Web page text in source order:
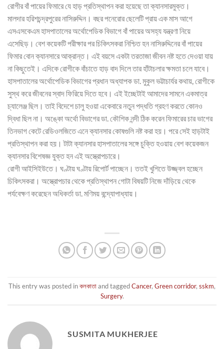
রোগীর বাঁ পায়ের ফিমারে যে হাড় প্রতিস্থাপন করা হয়েছে তা ক্যানসারমুক্ত।
মালদার হরিশচন্দ্রপুরের নাসিরুদ্দিন। বছর পনেরোর ছেলেটি প্রায় এক মাস আগে
এসএসকেএম হাসপাতালের অর্থোপেডিক বিভাগে বাঁ পায়ের অসহ্য যন্ত্রণা নিয়ে
এসেছিড়। বেশ কয়েকটি পরীক্ষার পর চিকিৎসকরা নিশ্চিত হন নাসিরুদ্দিনের বাঁ পায়ের
ফিমার বোন ক্যানসারে আক্রান্ত। এই বয়সে একটা তরতাজা জীবন নষ্ট হতে দেওয়া যায়
না কিছুতেই। এদিকে রোগীকে বাঁচাতে হাড় বাদ দিলে তার হাঁটাচলার ক্ষমতা চলে যাবে।
হাসপাতালের অর্থোপেডিক বিভাগের প্রধান অধ্যাপক ডা. মুকুল ভট্টাচার্যর কথায়, রোগীকে
সুস্থ করে জীবনের স্বাদ ফিরিয়ে দিতে হবে। এই ইচ্ছেটাই আমাদের সামনে একমাত্র
চ্যালেঞ্জ ছিল। তাই বিদেশে চালু হওয়া একেবারে নতুন পদ্ধতি গ্রহণ করতে কোনও
দ্বিধা ছিল না। অঙ্কো অর্থো বিভাগের ডা. কৌশিক নন্দী ঠিক করেন ফিমারের চার ভাগের
তিনভাগ কেটে রেডিওলজিতে এনে ক্যানসার কোষগুলি নষ্ট করা হয়। পরে সেই হাড়টাই
প্রতিস্থাপন করা হয়। টাটা ক্যানসার হাসপাতালের সঙ্গে চুক্তি হওয়ায় বেশ কয়েকজন
ক্যানসার বিশেষজ্ঞ যুক্ত হন এই অস্ত্রোপচারে।
রোগী আইসিইউতে। ঘণ্টায় ঘণ্টায় রিপোর্ট পাচ্ছেন। ততই খুশিতে উজ্জ্বল হচ্ছেন
চিকিৎসকরা। অস্ত্রোপচার থেকে প্রতিস্থাপন গোটা বিষয়টি নিজে দাঁড়িয়ে থেকে
পর্যবেক্ষণ করেছেন অধিকর্তা ডা. মণিময় বন্দ্যোপাধ্যায়।
This entry was posted inকলকাতাand taggedCancer, Green corridor, sskm,
Surgery.
SUSMITA MUKHERJEE